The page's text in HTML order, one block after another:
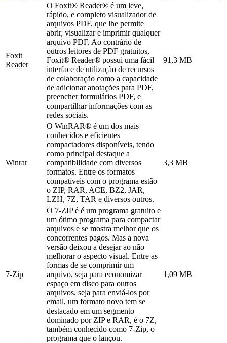
Foxit
Reader
O Foxit® Reader® é um leve,
rápido, e completo visualizador de
arquivos PDF, que lhe permite
abrir, visualizar e imprimir qualquer
arquivo PDF. Ao contrário de
outros leitores de PDF gratuitos,
Foxit® Reader® possui uma fácil
interface de utilização de recursos
de colaboração como a capacidade
de adicionar anotações para PDF,
preencher formulários PDF, e
compartilhar informações com as
redes sociais.
91,3 MB
Winrar
O WinRAR® é um dos mais
conhecidos e eficientes
compactadores disponíveis, tendo
como principal destaque a
compatibilidade com diversos
formatos. Entre os formatos
compatíveis com o programa estão
o ZIP, RAR, ACE, BZ2, JAR,
LZH, 7Z, TAR e diversos outros.
3,3 MB
7-Zip
O 7-ZIP é é um programa gratuito e
um ótimo programa para compactar
arquivos e se mostra melhor que os
concorrentes pagos. Mas a nova
versão deixou a desejar ao não
melhorar o aspecto visual. Entre as
formas de se comprimir um
arquivo, seja para economizar
espaço em disco para outros
arquivos, seja para enviá-los por
email, um formato novo tem se
destacado em um segmento
dominado por ZIP e RAR, é o 7Z,
também conhecido como 7-Zip, o
programa que o lançou.
1,09 MB